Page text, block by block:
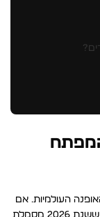
העולמיות. אם
בעשור הקודם שלטו גזרות הסקיני הצמודות, הרי ששנת 2026 מסמלת